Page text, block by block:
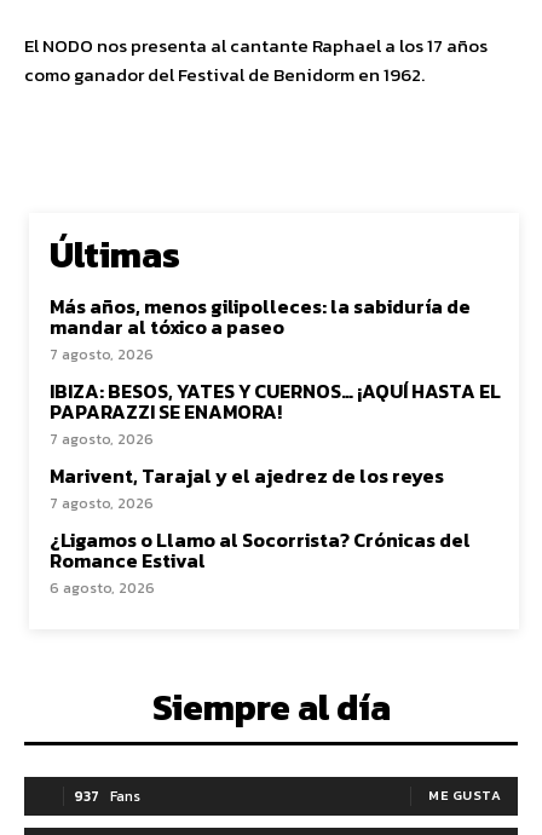
El NODO nos presenta al cantante Raphael a los 17 años
como ganador del Festival de Benidorm en 1962.
Últimas
Más años, menos gilipolleces: la sabiduría de
mandar al tóxico a paseo
7 agosto, 2026
IBIZA: BESOS, YATES Y CUERNOS… ¡AQUÍ HASTA EL
PAPARAZZI SE ENAMORA!
7 agosto, 2026
Marivent, Tarajal y el ajedrez de los reyes
7 agosto, 2026
¿Ligamos o Llamo al Socorrista? Crónicas del
Romance Estival
6 agosto, 2026
Siempre al día
937 Fans ME GUSTA